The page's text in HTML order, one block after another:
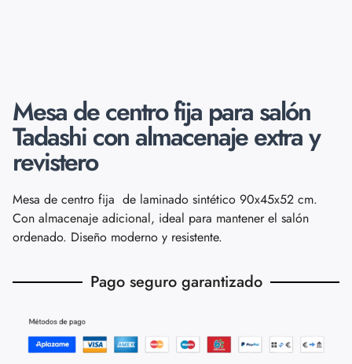
Mesa de centro fija para salón
Tadashi con almacenaje extra y
revistero
Mesa de centro fija de laminado sintético 90x45x52 cm.
Con almacenaje adicional, ideal para mantener el salón
ordenado. Diseño moderno y resistente.
Pago seguro garantizado